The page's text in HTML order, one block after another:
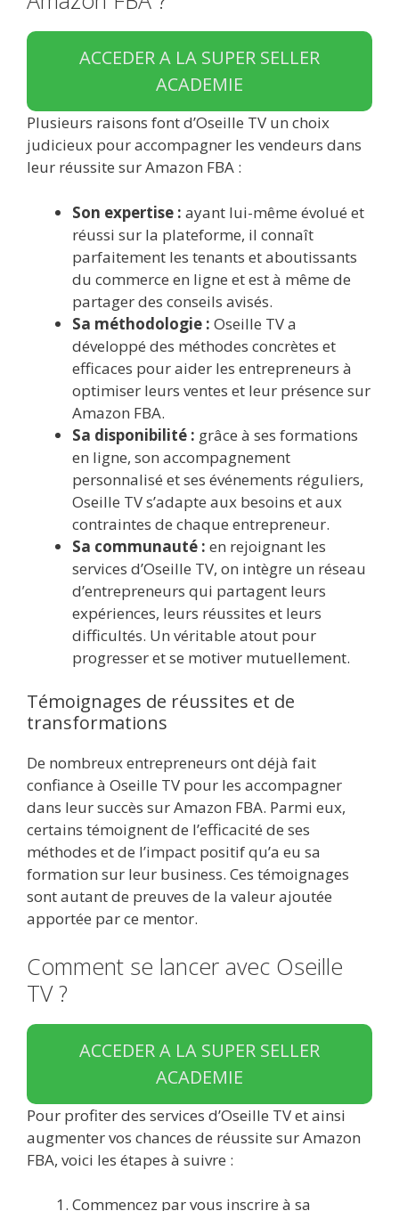
ACCEDER A LA SUPER SELLER
ACADEMIE
Plusieurs raisons font d’Oseille TV un choix
judicieux pour accompagner les vendeurs dans
leur réussite sur Amazon FBA :
Son expertise : ayant lui-même évolué et
réussi sur la plateforme, il connaît
parfaitement les tenants et aboutissants
du commerce en ligne et est à même de
partager des conseils avisés.
Sa méthodologie : Oseille TV a
développé des méthodes concrètes et
efficaces pour aider les entrepreneurs à
optimiser leurs ventes et leur présence sur
Amazon FBA.
Sa disponibilité : grâce à ses formations
en ligne, son accompagnement
personnalisé et ses événements réguliers,
Oseille TV s’adapte aux besoins et aux
contraintes de chaque entrepreneur.
Sa communauté : en rejoignant les
services d’Oseille TV, on intègre un réseau
d’entrepreneurs qui partagent leurs
expériences, leurs réussites et leurs
difficultés. Un véritable atout pour
progresser et se motiver mutuellement.
Témoignages de réussites et de
transformations
De nombreux entrepreneurs ont déjà fait
confiance à Oseille TV pour les accompagner
dans leur succès sur Amazon FBA. Parmi eux,
certains témoignent de l’efficacité de ses
méthodes et de l’impact positif qu’a eu sa
formation sur leur business. Ces témoignages
sont autant de preuves de la valeur ajoutée
apportée par ce mentor.
Comment se lancer avec Oseille
TV ?
ACCEDER A LA SUPER SELLER
ACADEMIE
Pour profiter des services d’Oseille TV et ainsi
augmenter vos chances de réussite sur Amazon
FBA, voici les étapes à suivre :
Commencez par vous inscrire à sa